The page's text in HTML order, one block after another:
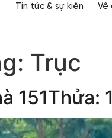
Tin tức & sự kiện Về
Trục
151Thửa: